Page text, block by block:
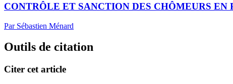
CONTRÔLE ET SANCTION DES CHÔMEURS EN
Par Sébastien Ménard
Outils de citation
Citer cet article